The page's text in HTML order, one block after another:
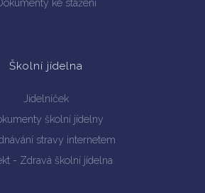
ke stažení
Školní jídelna
Jídelníček
školní jídelny
stravy internetem
- Zdravá školní jídelna